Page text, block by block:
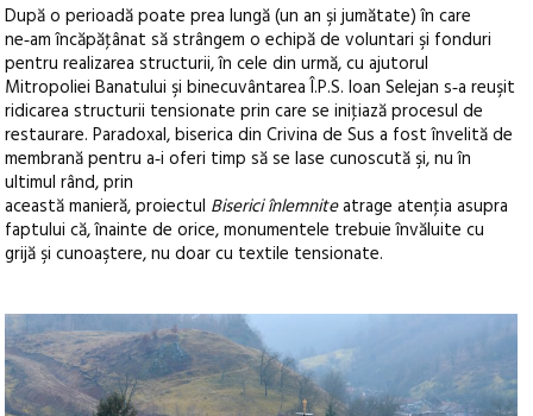
După o perioadă poate prea lungă (un an şi jumătate) în care
ne‑am încăpăţânat să strângem o echipă de voluntari şi fonduri
pentru realizarea structurii, în cele din urmă, cu ajutorul
Mitropoliei Banatului şi binecuvântarea Î.P.S. Ioan Selejan s‑a reuşit
ridicarea structurii tensionate prin care se iniţiază procesul de
restaurare. Paradoxal, biserica din Crivina de Sus a fost învelită de
membrană pentru a‑i oferi timp să se lase cunoscută şi, nu în
ultimul rând, prin
această manieră, proiectul Biserici înlemniteatrage atenţia asupra
faptului că, înainte de orice, monumentele trebuie învăluite cu
grijă şi cunoaştere, nu doar cu textile tensionate.